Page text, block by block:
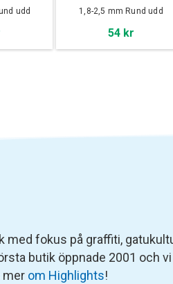
udd 1,8-2,5 mm Rund udd
54 kr
fokus på graffiti,
butik öppnade 2001 och
mer om Highlights!